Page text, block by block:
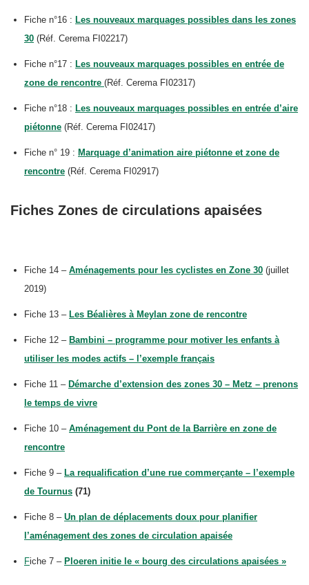
Fiche n°16 : Les nouveaux marquages possibles dans les zones
30 (Réf. Cerema FI02217)
Fiche n°17 : Les nouveaux marquages possibles en entrée de
zone de rencontre (Réf. Cerema FI02317)
Fiche n°18 : Les nouveaux marquages possibles en entrée d’aire
piétonne (Réf. Cerema FI02417)
Fiche n° 19 : Marquage d’animation aire piétonne et zone de
rencontre (Réf. Cerema FI02917)
Fiches Zones de circulations apaisées
Fiche 14 – Aménagements pour les cyclistes en Zone 30 (juillet
2019)
Fiche 13 – Les Béalières à Meylan zone de rencontre
Fiche 12 – Bambini – programme pour motiver les enfants à
utiliser les modes actifs – l’exemple français
Fiche 11 – Démarche d’extension des zones 30 – Metz – prenons
le temps de vivre
Fiche 10 – Aménagement du Pont de la Barrière en zone de
rencontre
Fiche 9 – La requalification d’une rue commerçante – l’exemple
de Tournus (71)
Fiche 8 – Un plan de déplacements doux pour planifier
l’aménagement des zones de circulation apaisée
Fiche 7 – Ploeren initie le « bourg des circulations apaisées »